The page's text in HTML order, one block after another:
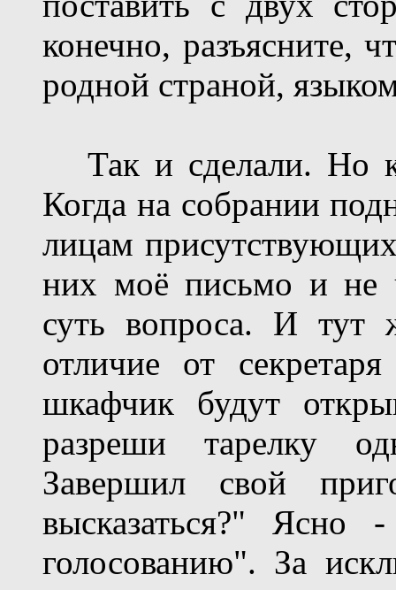
конечно, разъясните,
родной страной,
Так и сделали. Но
Когда на собрании
лицам
них моё письмо и не
суть вопроса. И
отличие от
шкафчик будут
разреши тарелку
Завершил свой
высказаться?" Ясно
голосованию". За